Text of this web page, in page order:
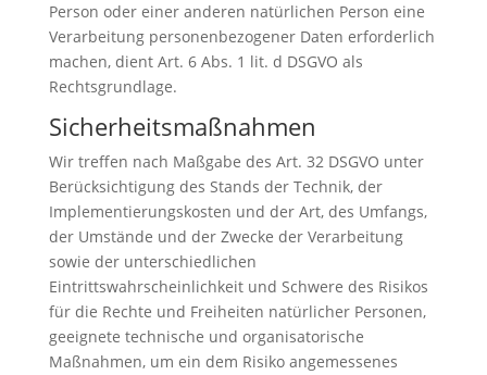
Person oder einer anderen natürlichen Person eine
Verarbeitung personenbezogener Daten erforderlich
machen, dient Art. 6 Abs. 1 lit. d DSGVO als
Rechtsgrundlage.
Sicherheitsmaßnahmen
Wir treffen nach Maßgabe des Art. 32 DSGVO unter
Berücksichtigung des Stands der Technik, der
Implementierungskosten und der Art, des Umfangs,
der Umstände und der Zwecke der Verarbeitung
sowie der unterschiedlichen
Eintrittswahrscheinlichkeit und Schwere des Risikos
für die Rechte und Freiheiten natürlicher Personen,
geeignete technische und organisatorische
Maßnahmen, um ein dem Risiko angemessenes